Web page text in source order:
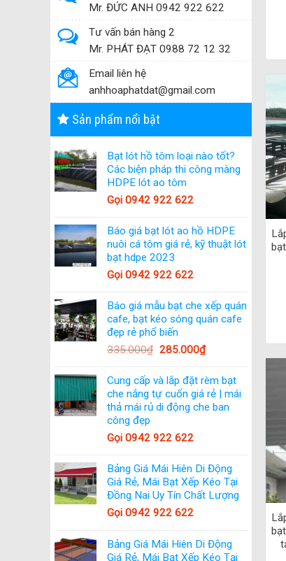
Mr. ĐỨC ANH 0942 922 622
Tư vấn bán hàng 2
Mr. PHÁT ĐẠT 0988 72 12 32
Email liên hệ
anhhoaphatdat@gmail.com
Sản phẩm nổi bật
Bạt lót hồ tôm loại nào tốt?
Các biện pháp thi công màng
HDPE lót ao tôm
Gọi 0942 922 622
Báo giá bạt lót ao hồ HDPE
nuôi cá tôm giá rẻ, kỹ thuật lót
bạt hdpe 2023
Gọi 0942 922 622
Báo giá mẫu bạt che xếp quán
cafe, bạt kéo sóng quán cafe
đẹp rẻ phổ biến
335.000₫ 285.000₫
Cung cấp và lắp đặt rèm bạt
che nắng tự cuốn giá rẻ | mái
thả mái rủ di động che ban
công đẹp
Gọi 0942 922 622
Bảng Giá Mái Hiên Di Động
Giá Rẻ, Mái Bạt Xếp Kéo Tại
Đồng Nai Uy Tín Chất Lượng
Gọi 0942 922 622
Bảng Giá Mái Hiên Di Động
Giá Rẻ, Mái Bạt Xếp Kéo Tại